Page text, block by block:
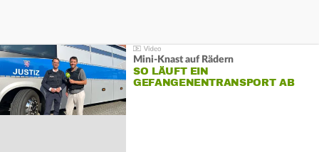
Mini-Knast auf Rädern
SO LÄUFT EIN
GEFANGENENTRANSPORT AB